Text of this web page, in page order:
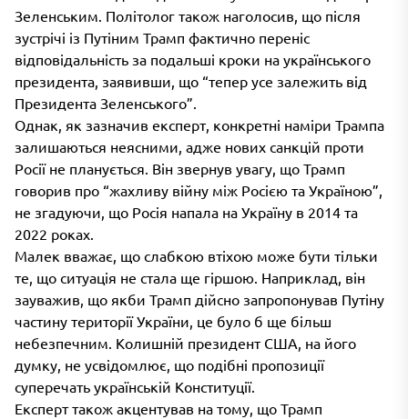
Зеленським. Політолог також наголосив, що після
зустрічі із Путіним Трамп фактично переніс
відповідальність за подальші кроки на українського
президента, заявивши, що “тепер усе залежить від
Президента Зеленського”.
Однак, як зазначив експерт, конкретні наміри Трампа
залишаються неясними, адже нових санкцій проти
Росії не планується. Він звернув увагу, що Трамп
говорив про “жахливу війну між Росією та Україною”,
не згадуючи, що Росія напала на Україну в 2014 та
2022 роках.
Малек вважає, що слабкою втіхою може бути тільки
те, що ситуація не стала ще гіршою. Наприклад, він
зауважив, що якби Трамп дійсно запропонував Путіну
частину території України, це було б ще більш
небезпечним. Колишній президент США, на його
думку, не усвідомлює, що подібні пропозиції
суперечать українській Конституції.
Експерт також акцентував на тому, що Трамп